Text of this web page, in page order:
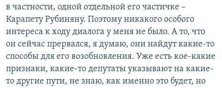
в частности, одной отдельной его частичке –
Карапету Рубиняну. Поэтому никакого особого
интереса к ходу диалога у меня не было. А то, что
он сейчас прервался, я думаю, они найдут какие-то
способы для его возобновления. Уже есть кое-какие
признаки, какие-то депутаты указывают на какие-
то другие пути, не знаю, как именно это будет, но